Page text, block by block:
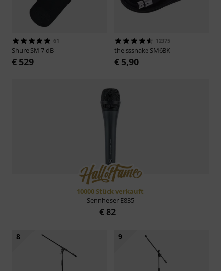
61
ShureSM 7 dB
€ 529
12375
the sssnake SM6BK
€ 5,90
10000 Stück verkauft
Sennheiser E835
€ 82
8 9